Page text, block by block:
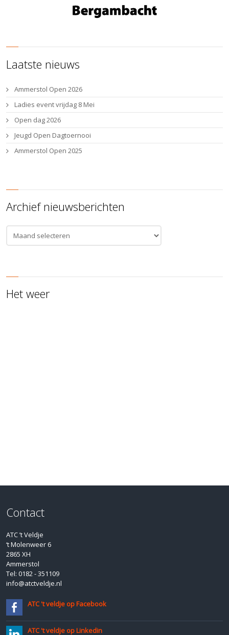
Laatste nieuws
Ammerstol Open 2026
Ladies event vrijdag 8 Mei
Open dag 2026
Jeugd Open Dagtoernooi
Ammerstol Open 2025
Archief nieuwsberichten
Archief
nieuwsberichten
Het weer
Contact
ATC ’t Veldje
‘t Molenweer 6
2865 XH
Ammerstol
Tel: 0182 - 351109
info@atctveldje.nl
ATC 't veldje op Facebook
ATC 't veldje op Linkedin